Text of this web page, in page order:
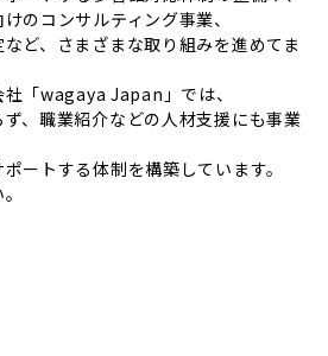
のコンサルティング事業、
ど、さまざまな取り組みを進めてま
「wagaya Japan」では、
、職業紹介などの人材支援にも事業
ートする体制を構築しています。